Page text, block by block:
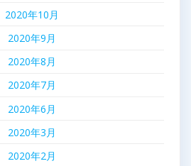
2020年10月
2020年9月
2020年8月
2020年7月
2020年6月
2020年3月
2020年2月